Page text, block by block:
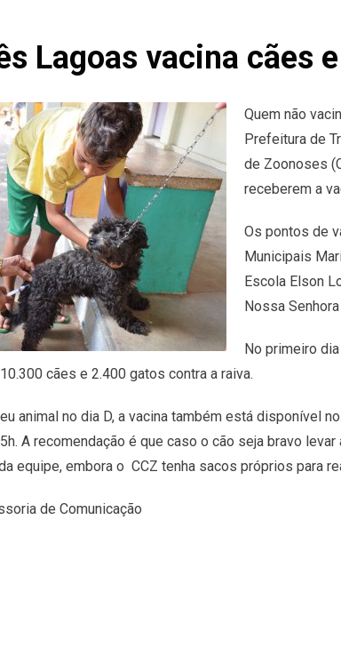
Lagoas vacina cães
Quem não
Prefeitura de
de Zoonoses
receberem a
Os pontos de
Municipais
Escola Elson
Nossa
No primeiro
cães e 2.400 gatos contra a raiva.
animal no dia D, a vacina também está disponível
A recomendação é que caso o cão seja bravo
equipe, embora o CCZ tenha sacos próprios para
de Comunicação